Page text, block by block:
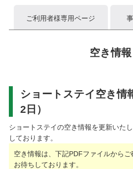
ご利用者様専用ページ
空き情報
ショートステイ空き情
2日）
ショートステイの空き情報を更新いた
しております。
空き情報は、下記PDFファイルからご
お待ちしております。